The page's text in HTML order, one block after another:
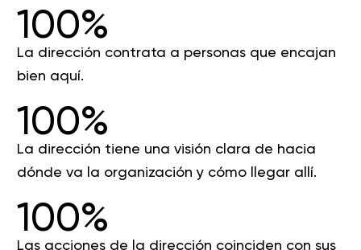
100%
La dirección contrata a personas que encajan
bien aquí.
100%
La dirección tiene una visión clara de hacia
dónde va la organización y cómo llegar allí.
100%
Las acciones de la dirección coinciden con sus